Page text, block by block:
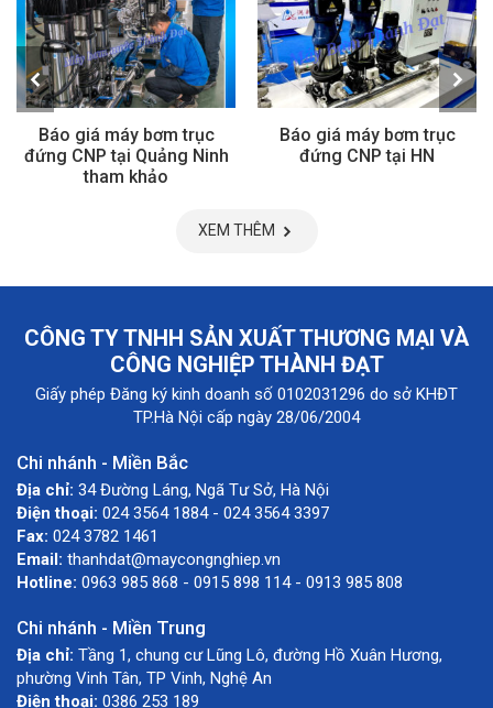
Báo giá máy bơm trục
đứng CNP tại HN
Báo giá máy bơm
đứng CNP tại Bắc Ninh
XEM THÊM
CÔNG TY TNHH SẢN XUẤT THƯƠNG MẠI VÀ
CÔNG NGHIỆP THÀNH ĐẠT
Giấy phép Đăng ký kinh doanh số 0102031296 do sở KHĐT
TP.Hà Nội cấp ngày 28/06/2004
Chi nhánh - Miền Bắc
Địa chỉ: 34 Đường Láng, Ngã Tư Sở, Hà Nội
Điện thoại: 024 3564 1884 - 024 3564 3397
Fax: 024 3782 1461
Email: thanhdat@maycongnghiep.vn
Hotline: 0963 985 868 - 0915 898 114 - 0913 985 808
Chi nhánh - Miền Trung
Địa chỉ: Tầng 1, chung cư Lũng Lô, đường Hồ Xuân Hương,
phường Vinh Tân, TP Vinh, Nghệ An
Điện thoại: 0386 253 189